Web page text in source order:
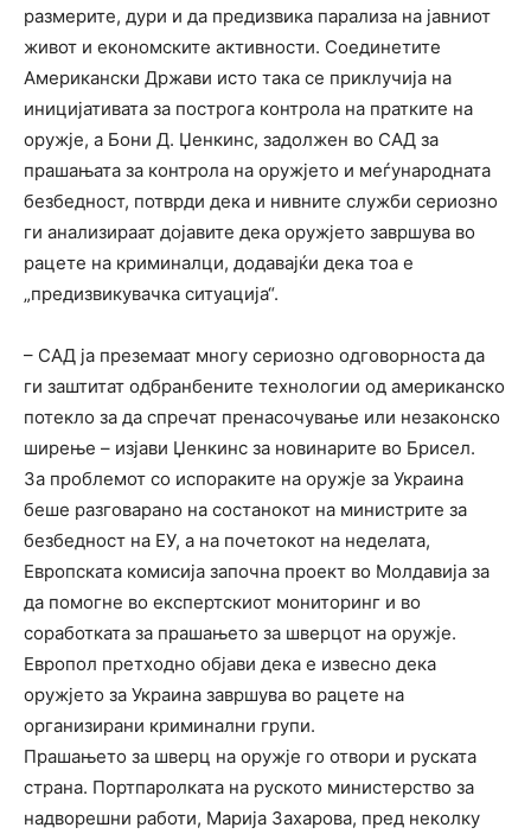
размерите, дури и да предизвика парализа на јавниот
живот и економските активности. Соединетите
Американски Држави исто така се приклучија на
иницијативата за построга контрола на пратките на
оружје, а Бони Д. Џенкинс, задолжен во САД за
прашањата за контрола на оружјето и меѓународната
безбедност, потврди дека и нивните служби сериозно
ги анализираат дојавите дека оружјето завршува во
рацете на криминалци, додавајќи дека тоа е
„предизвикувачка ситуација“.
– САД ја преземаат многу сериозно одговорноста да
ги заштитат одбранбените технологии од американско
потекло за да спречат пренасочување или незаконско
ширење – изјави Џенкинс за новинарите во Брисел.
За проблемот со испораките на оружје за Украина
беше разговарано на состанокот на министрите за
безбедност на ЕУ, а на почетокот на неделата,
Европската комисија започна проект во Молдавија за
да помогне во експертскиот мониторинг и во
соработката за прашањето за шверцот на оружје.
Европол претходно објави дека е извесно дека
оружјето за Украина завршува во рацете на
организирани криминални групи.
Прашањето за шверц на оружје го отвори и руската
страна. Портпаролката на руското министерство за
надворешни работи, Марија Захарова, пред неколку